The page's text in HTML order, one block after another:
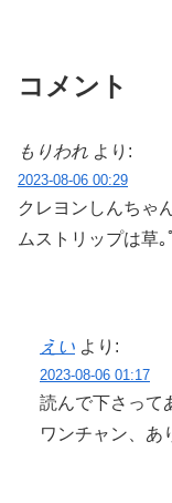
コメント
もりわれ より:
2023-08-06 00:29
クレヨンしんちゃ
ムストリップは草｡
えい より:
2023-08-06 01:17
読んで下さって
ワンチャン、あ